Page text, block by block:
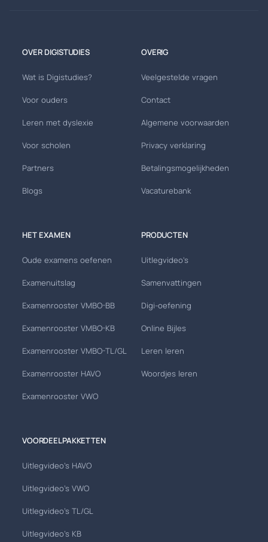
OVER DIGISTUDIES
Wat is Digistudies?
Voor ouders
Leren met dyslexie
Voor scholen
Partners
Blogs
OVERIG
Veelgestelde vragen
Contact
Algemene voorwaarden
Privacy verklaring
Betalingsmogelijkheden
Vacaturebank
HET EXAMEN
Oude examens oefenen
Examenuitslag
Examenrooster VMBO-BB
Examenrooster VMBO-KB
Examenrooster VMBO-TL/GL
Examenrooster HAVO
Examenrooster VWO
PRODUCTEN
Uitlegvideo's
Samenvattingen
Digi-oefening
Online Bijles
Leren leren
Woordjes leren
VOORDEELPAKKETTEN
Uitlegvideo's HAVO
Uitlegvideo's VWO
Uitlegvideo's TL/GL
Uitlegvideo's KB